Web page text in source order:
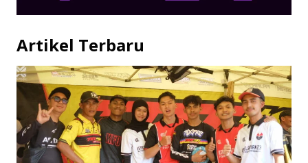
Artikel Terbaru